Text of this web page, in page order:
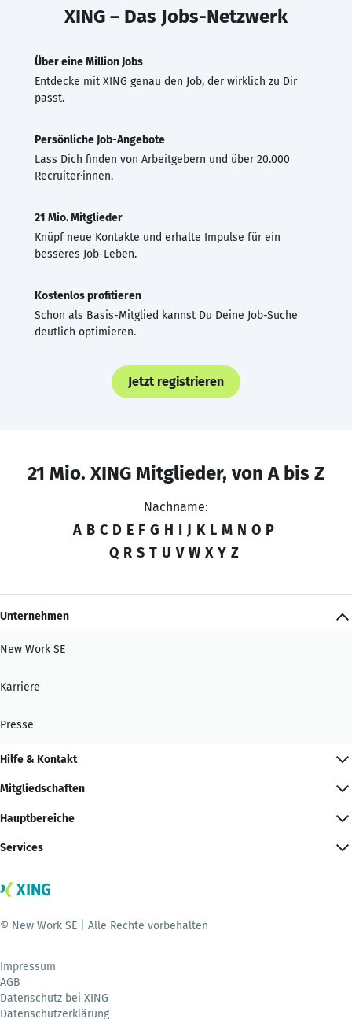
XING – Das Jobs-Netzwerk
Über eine Million Jobs
Entdecke mit XING genau den Job, der wirklich zu Dir
passt.
Persönliche Job-Angebote
Lass Dich finden von Arbeitgebern und über 20.000
Recruiter·innen.
21 Mio. Mitglieder
Knüpf neue Kontakte und erhalte Impulse für ein
besseres Job-Leben.
Kostenlos profitieren
Schon als Basis-Mitglied kannst Du Deine Job-Suche
deutlich optimieren.
Jetzt registrieren
21 Mio. XING Mitglieder, von A bis Z
Nachname:
A B C D E F G H I J K L M N O P
Q R S T U V W X Y Z
Unternehmen
New Work SE
Karriere
Presse
Hilfe & Kontakt
Mitgliedschaften
Hauptbereiche
Services
© New Work SE | Alle Rechte vorbehalten
Impressum
AGB
Datenschutz bei XING
Datenschutzerklärung